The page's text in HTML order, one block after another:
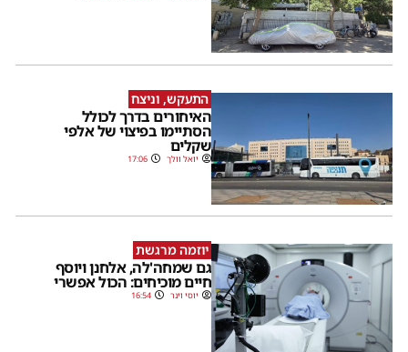
התעקש, וניצח
האיחורים בדרך לכולל
הסתיימו בפיצוי של אלפי
שקלים
יואל וולך 17:06
יוזמה מרגשת
גם שמחה'לה, אלחנן ויוסף
חיים מוכיחים: הכול אפשרי
יוסי וינר 16:54